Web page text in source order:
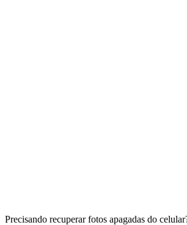
Precisando recuperar fotos apagadas do